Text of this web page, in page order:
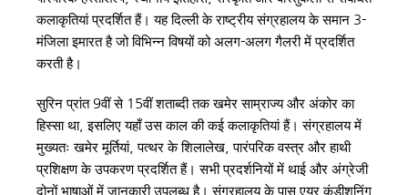
कलाकृतियां प्रदर्शित हैं। यह दिल्ली के राष्ट्रीय संग्रहालय के समान 3-
मंजिला इमारत है जो विभिन्न विषयों को अलग-अलग गैलरी में प्रदर्शित
करती है।
सुरिन प्रांत 9वीं से 15वीं शताब्दी तक खमेर साम्राज्य और अंकोर का
हिस्सा था, इसलिए यहाँ उस काल की कई कलाकृतियां हैं। संग्रहालय में
मुख्यतः खमेर मूर्तियां, पत्थर के शिलालेख, पारंपरिक वस्त्र और हाथी
प्रशिक्षण के उपकरण प्रदर्शित हैं। सभी प्रदर्शनियों में थाई और अंग्रेजी
दोनों भाषाओं में जानकारी उपलब्ध है। संग्रहालय के पास एयर कंडीशनिंग